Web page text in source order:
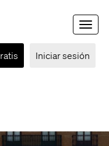
Toggle
Iniciar sesión